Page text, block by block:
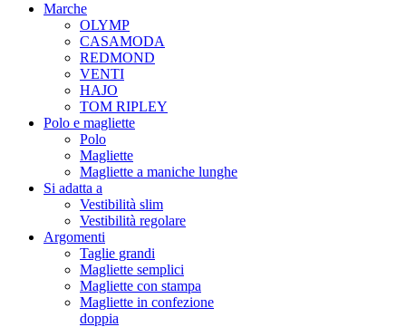
Marche
OLYMP
CASAMODA
REDMOND
VENTI
HAJO
TOM RIPLEY
Polo e magliette
Polo
Magliette
Magliette a maniche lunghe
Si adatta a
Vestibilità slim
Vestibilità regolare
Argomenti
Taglie grandi
Magliette semplici
Magliette con stampa
Magliette in confezione
doppia